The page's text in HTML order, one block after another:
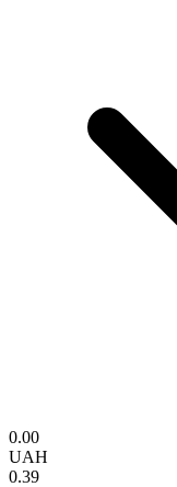
0.00
UAH
0.39